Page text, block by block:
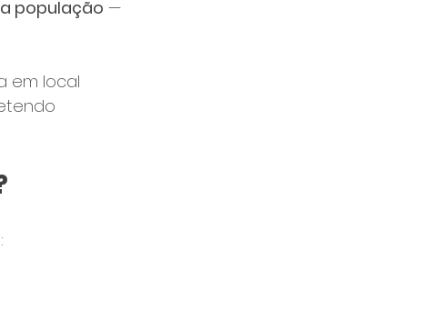
população —
em local
: